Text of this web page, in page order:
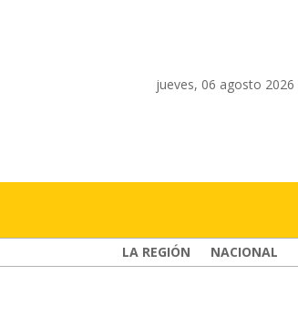
jueves, 06 agosto 2026
LA REGIÓN NACIONAL